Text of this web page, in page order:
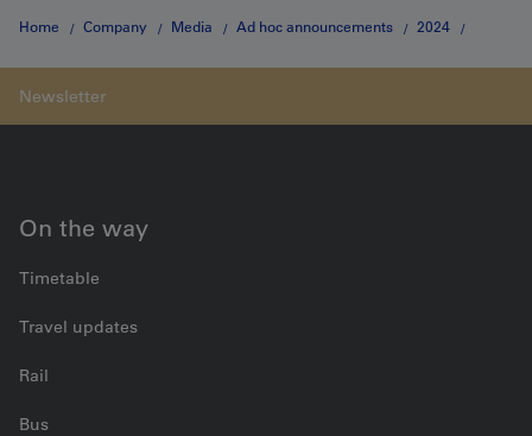
Home Company Media Ad hoc announcements 2024
On the way
Timetable
Travel updates
Rail
Bus